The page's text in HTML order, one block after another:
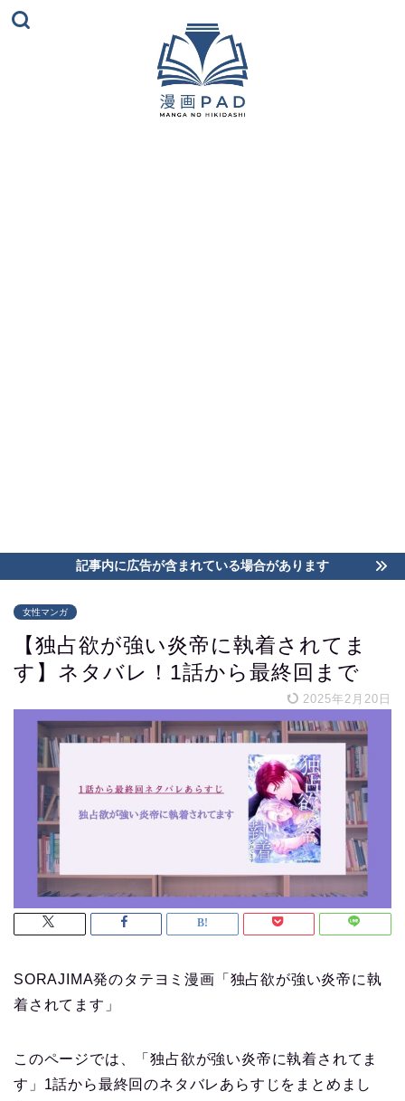
記事内に広告が含まれている場合があります
女性マンガ
【独占欲が強い炎帝に執着されてま
す】ネタバレ！1話から最終回まで
2025年2月20日
SORAJIMA発のタテヨミ漫画「独占欲が強い炎帝に執
着されてます」
このページでは、「独占欲が強い炎帝に執着されてま
す」1話から最終回のネタバレあらすじをまとめまし